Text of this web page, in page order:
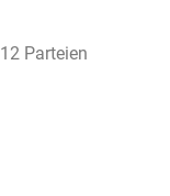
Parteien